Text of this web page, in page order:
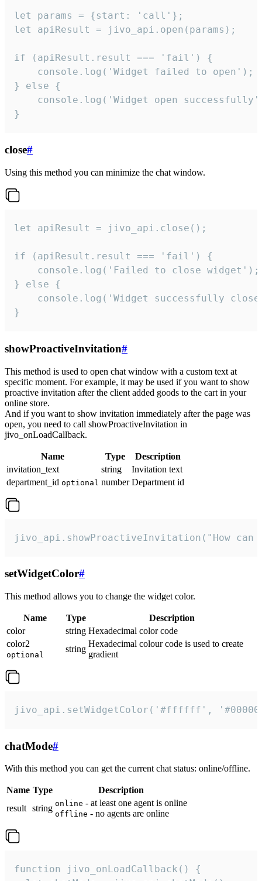
let params = {start: 'call'};
let apiResult = jivo_api.open(params);
if (apiResult.result === 'fail') {
    console.log('Widget failed to open');
} else {
console.log('Widget open
}
close#
Using this method you can minimize the chat window.
let apiResult = jivo_api.close();
if (apiResult.result === 'fail') {
    console.log('Failed to close widget');
} else {
console.log('Widget successfully
}
showProactiveInvitation#
This method is used to open chat window with a custom text at
specific moment. For example, it may be used if you want to show
proactive invitation after the client added goods to the cart in your
online store.
And if you want to show invitation immediately after the page was
open, you need to call showProactiveInvitation in
jivo_onLoadCallback.
Name Type
Description
invitation_text
string
Invitation text
department_id optional number Department id
jivo_api.showProactiveInvitation("How
setWidgetColor#
This method allows you to change the widget color.
Name Type
Description
color
string Hexadecimal color code
color2
optional
string
Hexadecimal colour code is used to create
gradient
jivo_api.setWidgetColor('#ffffff',
chatMode#
With this method you can get the current chat status: online/offline.
Name Type
Description
result string online - at least one agent is online
offline - no agents are online
function jivo_onLoadCallback() {